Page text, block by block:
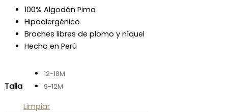
100% Algodón Pima
Hipoalergénico
Broches libres de plomo y níquel
Hecho en Perú
Talla
12-18M
9-12M
Limpiar